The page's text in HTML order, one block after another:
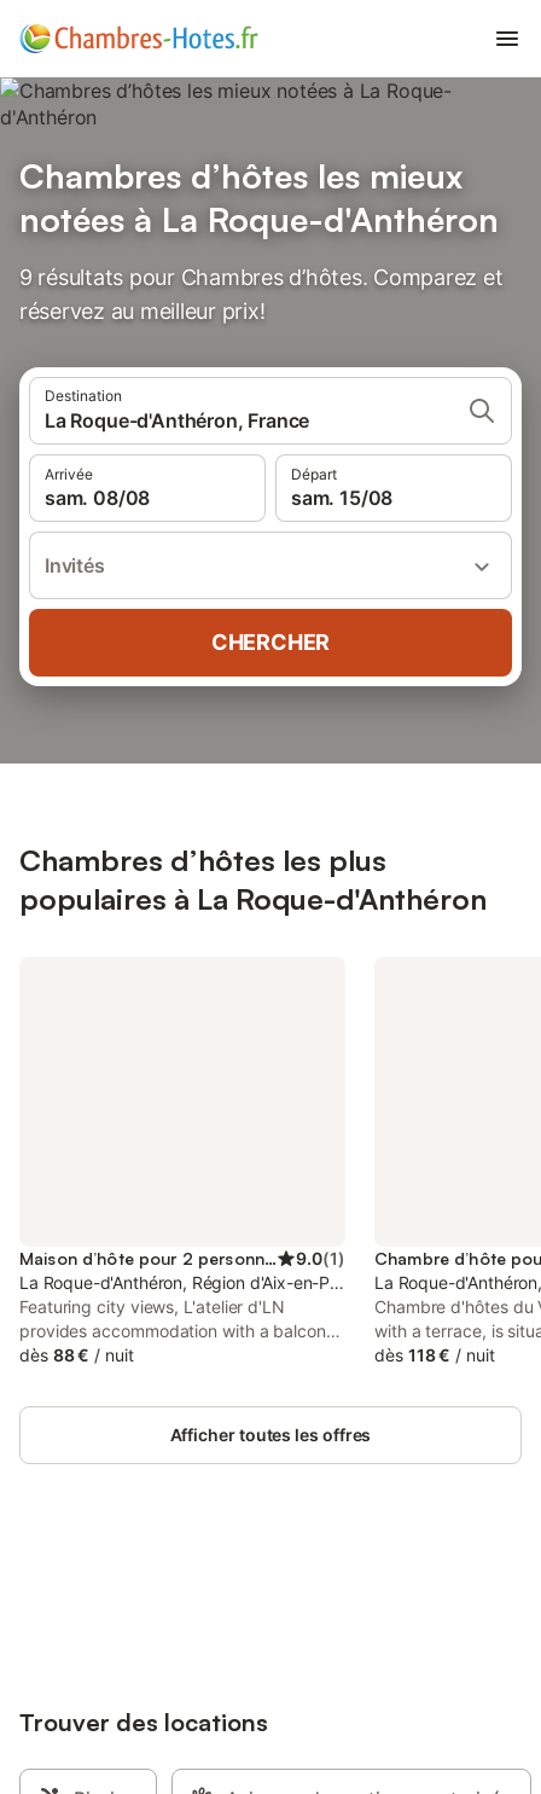
Chambres d’hôtes les mieux
notées à La Roque-d'Anthéron
9 résultats pour Chambres d’hôtes. Comparez et
réservez au meilleur prix!
Destination
La Roque-d'Anthéron, France
Arrivée
sam. 08/08
Départ
sam. 15/08
Invités
CHERCHER
Chambres d’hôtes les plus
populaires à La Roque-d'Anthéron
Maison d’hôte pour 2 personnes 9.0(1)
La Roque-d'Anthéron, Région d'Aix-en-Provence
Featuring city views, L'atelier d'LN
provides accommodation with a balcony,
around 43 km from ITER / Cadarache.
private check-in and check-out and a
shared lounge, along with free WiFi
dès 88 € / nuit
La Roque-
Chambre d'hôtes du
with a terrace, is
dʼAnthéron, 48 km
and garden views,
dès 118 € / nuit
Afficher toutes les offres
Trouver des locations